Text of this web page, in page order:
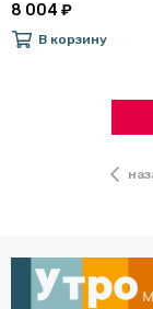
8 004 ₽
В корзину